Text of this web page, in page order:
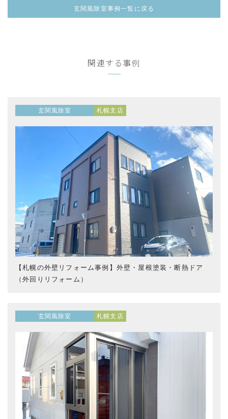
玄関風除室事例一覧に戻る
関連する事例
玄関風除室 札幌支店
【札幌の外壁リフォーム事例】外壁・屋根塗装・断熱ドア
（外回りリフォーム）
玄関風除室 札幌支店